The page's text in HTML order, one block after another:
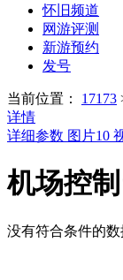
怀旧频道
网游评测
新游预约
发号
当前位置： 17173
详情
详细参数 图片10
机场控
没有符合条件的数